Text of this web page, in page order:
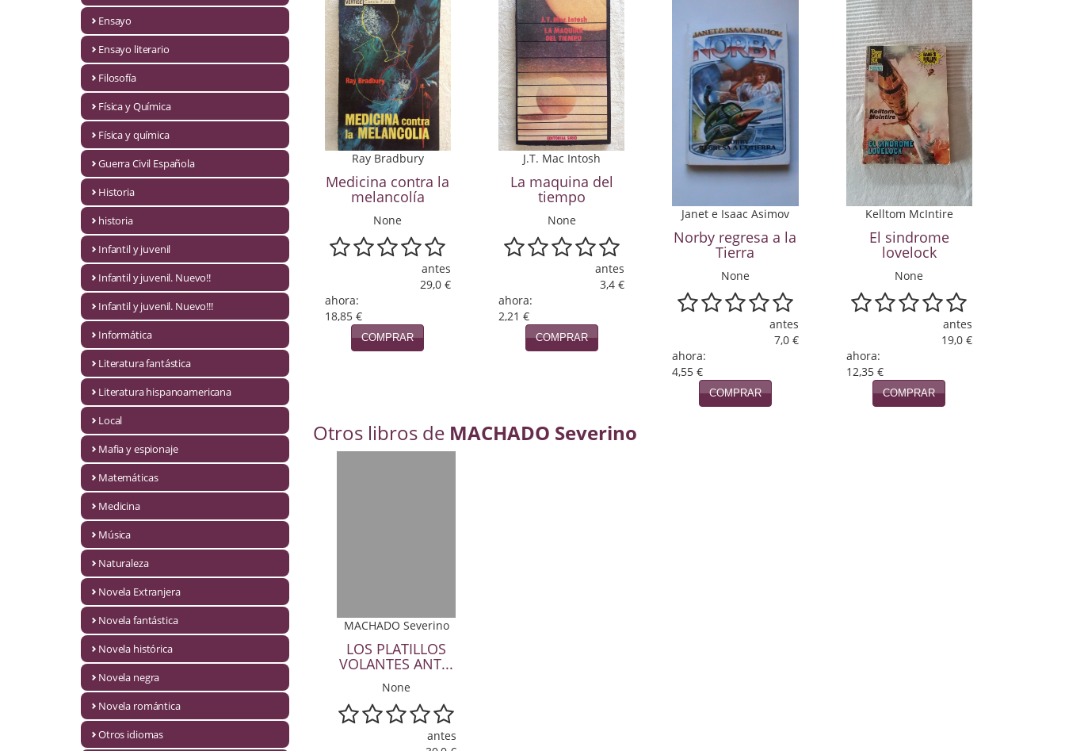
Ensayo literario
Guerra Civil Española
Infantil y juvenil
Infantil y juvenil. Nuevo!!
Infantil y juvenil. Nuevo!!!
Literatura fantástica
Literatura hispanoamericana
Mafia y espionaje
Ensayo
Ensayo literario
Filosofía
Física y Química
Física y química
Guerra Civil Española
Historia
historia
Infantil y juvenil
Infantil y juvenil. Nuevo!!
Infantil y juvenil. Nuevo!!!
Informática
Literatura fantástica
Literatura hispanoamericana
Local
Mafia y espionaje
Matemáticas
Medicina
Música
Naturaleza
Novela Extranjera
Novela fantástica
Novela histórica
Novela negra
Novela romántica
Otros idiomas
Ray Bradbury
Medicina contra la
melancolía
None
antes
29,0 €
ahora:
18,85 €
COMPRAR
J.T. Mac Intosh
La maquina del
tiempo
None
antes
3,4 €
ahora:
2,21 €
COMPRAR
Janet e Isaac Asimov
Norby regresa a la
Tierra
None
antes
7,0 €
ahora:
4,55 €
COMPRAR
Kelltom McIntire
El sindrome
lovelock
None
antes
19,0 €
ahora:
12,35 €
COMPRAR
Otros libros de MACHADO Severino
MACHADO Severino
LOS PLATILLOS
VOLANTES ANT...
None
antes